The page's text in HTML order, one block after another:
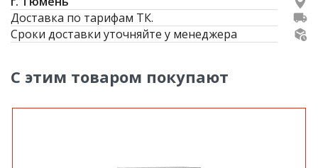
Доставка по тарифам ТК.
Сроки доставки уточняйте у менеджера
С этим товаром покупают